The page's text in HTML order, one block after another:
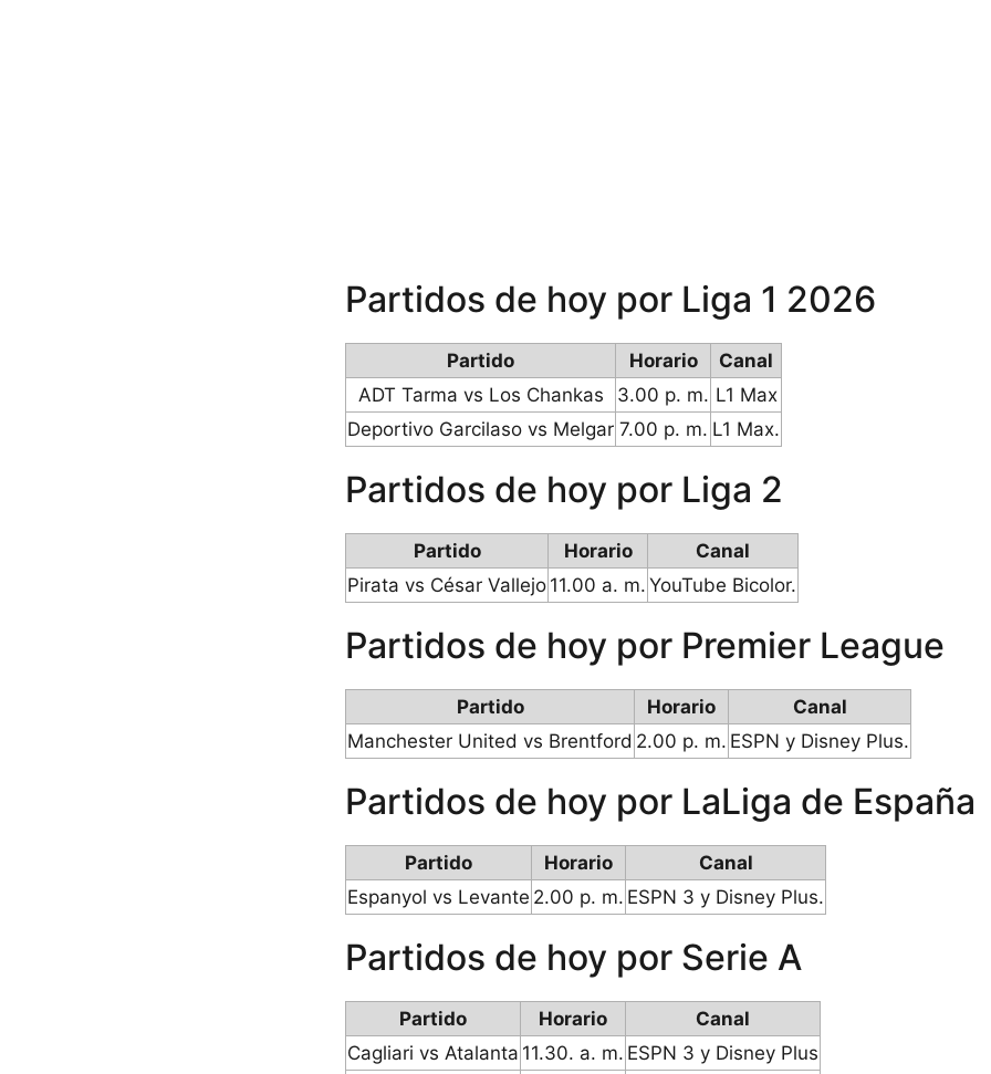
Partidos de hoy por Liga 1 2026
Partido Horario
Canal
ADT Tarma vs Los Chankas
3.00 p. m. L1 Max
Deportivo Garcilaso vs Melgar 7.00 p. m. L1 Max.
Partidos de hoy por Liga 2
Partido Horario
Canal
Pirata vs César Vallejo 11.00 a. m. YouTube Bicolor.
Partidos de hoy por Premier League
Partido Horario
Canal
Manchester United vs Brentford 2.00 p. m. ESPN y Disney Plus.
Partidos de hoy por LaLiga de España
Partido Horario
Canal
Espanyol vs Levante 2.00 p. m. ESPN 3 y Disney Plus.
Partidos de hoy por Serie A
Partido Horario
Canal
Cagliari vs Atalanta 11.30. a. m. ESPN 3 y Disney Plus